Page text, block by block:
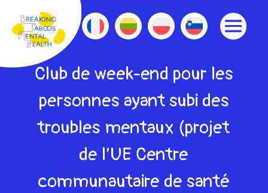
Club de week-end pour les
personnes ayant subi des
troubles mentaux (projet
de l’UE Centre
communautaire de santé